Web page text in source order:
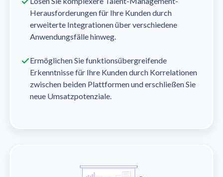
Herausforderungen für Ihre Kunden durch
erweiterte Integrationen über verschiedene
Anwendungsfälle hinweg.
Ermöglichen Sie funktionsübergreifende
Erkenntnisse für Ihre Kunden durch Korrelationen
zwischen beiden Plattformen und erschließen Sie
neue Umsatzpotenziale.